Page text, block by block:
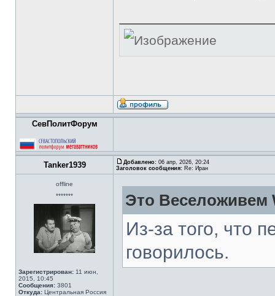
СевПолитФорум
Tanker1939 Добавлено: 06 апр, 2026, 20:24
Заголовок сообщения: Re: Иран
offline
*******
Зарегистрирован: 11 июн,
2015, 10:45
Сообщения: 3801
Откуда: Центральная Россия
Это Веселоживем
Из-за того, что
говорилось.